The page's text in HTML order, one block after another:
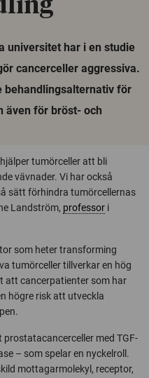
universitet har i en studie
cancerceller aggressiva.
behandlingsalternativ för
även för bröst- och
tumörceller att bli
vävnader. Vi har också
sätt förhindra tumörcellernas
Landström, professor i
som heter transforming
tumörceller tillverkar en hög
att cancerpatienter som har
högre risk att utveckla
med TGF-
– som spelar en nyckelroll.
mottagarmolekyl, receptor,